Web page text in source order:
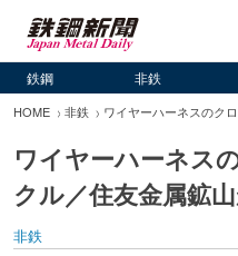
鉄鋼 非鉄
HOME 非鉄 ワイヤーハーネスのク
ワイヤーハーネス
クル／住友金属鉱
非鉄